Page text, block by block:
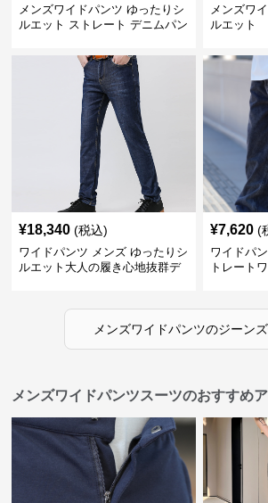
メンズワイドパンツ ゆったりシ
ルエット ストレート デニムパン
メンズワ
ルエット
¥18,340 (税込)
ワイドパンツ メンズ ゆったりシ
ルエット大人の履き心地抜群デ
¥7,620 (
ワイドパ
トレート
メンズワイドパンツのジーンズ
メンズワイドパンツスーツのおすすめ